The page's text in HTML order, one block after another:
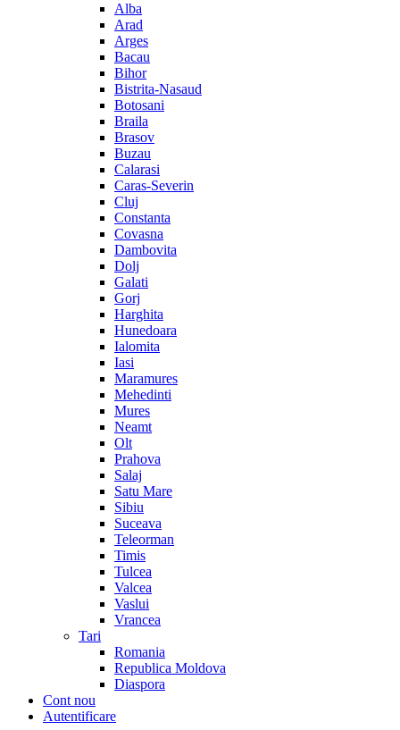
Alba
Arad
Arges
Bacau
Bihor
Bistrita-Nasaud
Botosani
Braila
Brasov
Buzau
Calarasi
Caras-Severin
Cluj
Constanta
Covasna
Dambovita
Dolj
Galati
Gorj
Harghita
Hunedoara
Ialomita
Iasi
Maramures
Mehedinti
Mures
Neamt
Olt
Prahova
Salaj
Satu Mare
Sibiu
Suceava
Teleorman
Timis
Tulcea
Valcea
Vaslui
Vrancea
Tari
Romania
Republica Moldova
Diaspora
Cont nou
Autentificare